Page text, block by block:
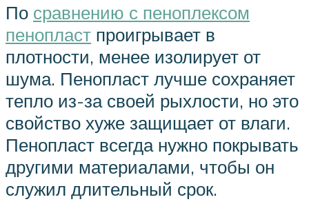
По сравнению с пеноплексом
пенопласт проигрывает в
плотности, менее изолирует от
шума. Пенопласт лучше сохраняет
тепло из-за своей рыхлости, но это
свойство хуже защищает от влаги.
Пенопласт всегда нужно покрывать
другими материалами, чтобы он
служил длительный срок.